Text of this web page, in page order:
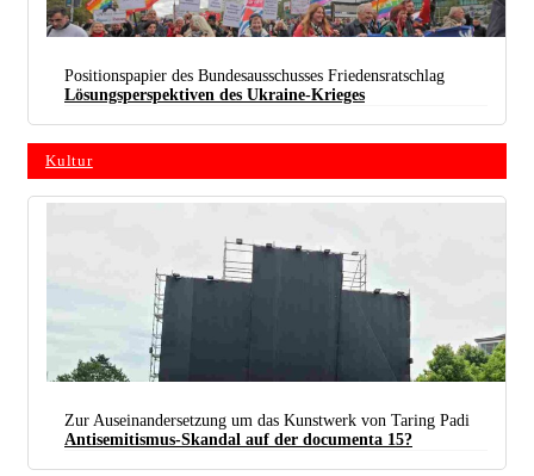
Die NATO-Staaten hätten den Krieg in der Ukraine verhindern können und müssen. Das Banner
des Bundesausschusses Friedensratschlag, hier auf einer Demo in Berlin im Oktober 2016, ist
Positionspapier des Bundesausschusses Friedensratschlag
Lösungsperspektiven des Ukraine-Krieges
Kultur
Zur Auseinandersetzung um das Kunstwerk von Taring Padi
Antisemitismus-Skandal auf der documenta 15?